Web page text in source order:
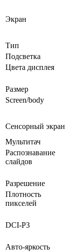
Экран
Тип
Подсветка
Цвета дисплея
Размер
Screen/body
Сенсорный экран
Мультитач
Распознавание
слайдов
Разрешение
Плотность
пикселей
DCI-P3
Авто-яркость